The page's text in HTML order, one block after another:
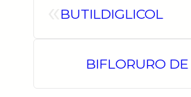
BUTILDIGLICOL
BIFLORURO